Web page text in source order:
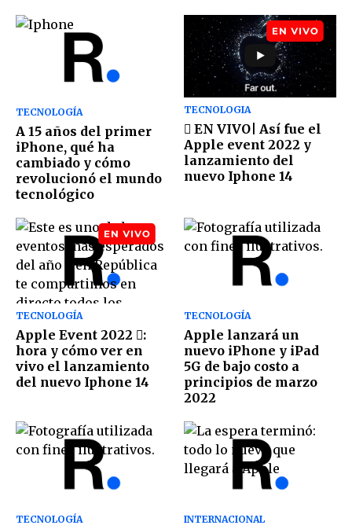
TECNOLOGÍA
A 15 años del primer
iPhone, qué ha
cambiado y cómo
revolucionó el mundo
tecnológico
TECNOLOGIA
 EN VIVO| Así fue el
Apple event 2022 y
lanzamiento del
nuevo Iphone 14
TECNOLOGÍA
Apple Event 2022 :
hora y cómo ver en
vivo el lanzamiento
del nuevo Iphone 14
TECNOLOGÍA
Apple lanzará un
nuevo iPhone y iPad
5G de bajo costo a
principios de marzo
2022
TECNOLOGÍA INTERNACIONAL